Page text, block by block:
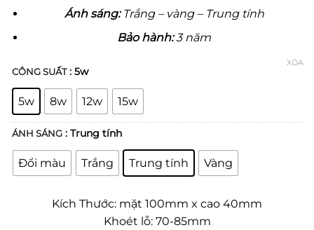
Ánh sáng:Trắng – vàng – Trung tính
Bảo hành:3 năm
CÔNG SUẤT : 5w
5w 8w 12w 15w
ÁNH SÁNG : Trung tính
Đổi màu Trắng Trung tính Vàng
XÓA
Kích Thước: mặt 100mm x cao 40mm
Khoét lỗ: 70-85mm